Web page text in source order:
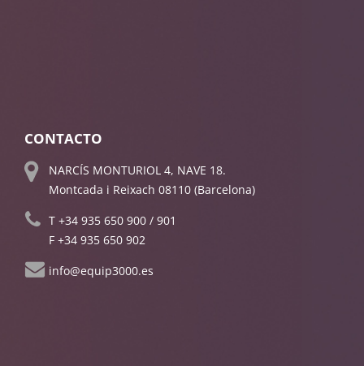
CONTACTO
NARCÍS MONTURIOL 4, NAVE 18.
Montcada i Reixach 08110 (Barcelona)
T +34 935 650 900 / 901
F +34 935 650 902
info@equip3000.es